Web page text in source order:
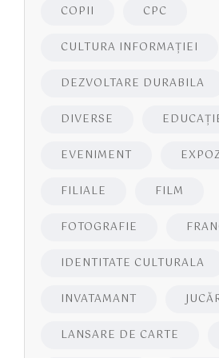
COPII CPC
CULTURA INFORMAŢIEI
DEZVOLTARE DURABILA
DIVERSE
EVENIMENT
FILIALE FILM
FOTOGRAFIE
IDENTITATE CULTURALA
INVATAMANT
LANSARE DE CARTE